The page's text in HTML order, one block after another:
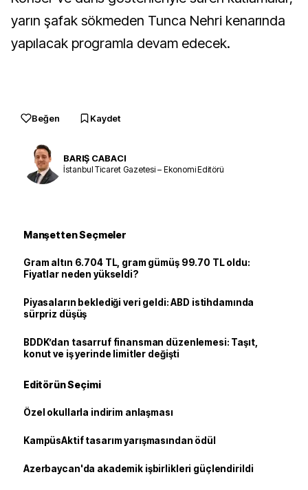
yarın şafak sökmeden Tunca Nehri kenarında
yapılacak programla devam edecek.
Beğen Kaydet
BARIŞ CABACI
İstanbul Ticaret Gazetesi – Ekonomi Editörü
Manşetten Seçmeler
Gram altın 6.704 TL, gram gümüş 99.70 TL oldu:
Fiyatlar neden yükseldi?
Piyasaların beklediği veri geldi: ABD istihdamında
sürpriz düşüş
BDDK’dan tasarruf finansman düzenlemesi: Taşıt,
konut ve iş yerinde limitler değişti
Editörün Seçimi
Özel okullarla indirim anlaşması
KampüsAktif tasarım yarışmasından ödül
Azerbaycan'da akademik işbirlikleri güçlendirildi